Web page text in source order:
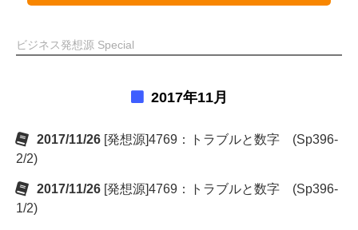
ビジネス発想源 Special
2017年11月
2017/11/26 [発想源]4769：トラブルと数字 (Sp396-
2/2)
2017/11/26 [発想源]4769：トラブルと数字 (Sp396-
1/2)